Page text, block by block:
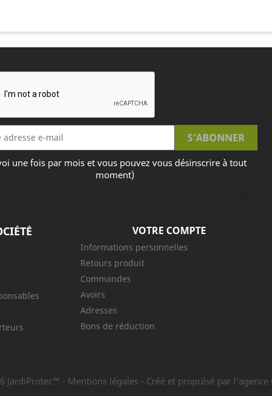
une fois par mois et vous pouvez vous désinscrire à tout
moment)
VOTRE COMPTE
Informations personnelles
Retours produit
Commandes
Avoirs
Adresses
Bons de réduction
JardiProtec™ - Mentions légales - Créé et propulsé par l'agence